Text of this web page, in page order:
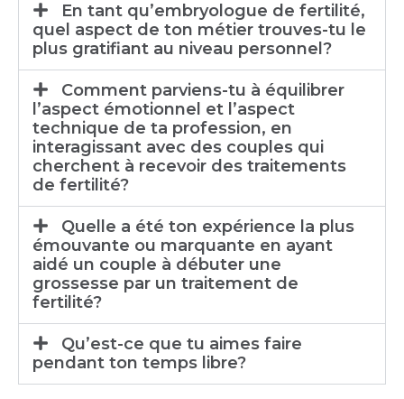
En tant qu’embryologue de fertilité,
quel aspect de ton métier trouves-tu le
plus gratifiant au niveau personnel?
Comment parviens-tu à équilibrer
l’aspect émotionnel et l’aspect
technique de ta profession, en
interagissant avec des couples qui
cherchent à recevoir des traitements
de fertilité?
Quelle a été ton expérience la plus
émouvante ou marquante en ayant
aidé un couple à débuter une
grossesse par un traitement de
fertilité?
Qu’est-ce que tu aimes faire
pendant ton temps libre?